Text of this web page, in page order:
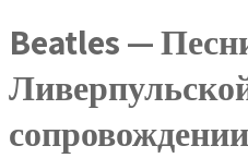
Beatles —